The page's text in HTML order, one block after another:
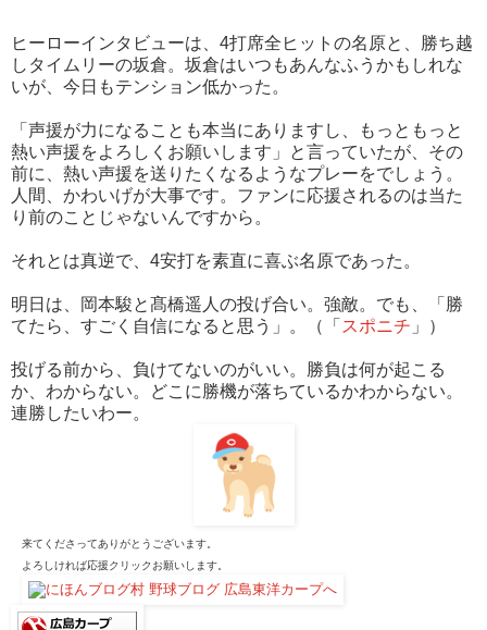
ヒーローインタビューは、4打席全ヒットの名原と、勝ち越
しタイムリーの坂倉。坂倉はいつもあんなふうかもしれな
いが、今日もテンション低かった。
「声援が力になることも本当にありますし、もっともっと
熱い声援をよろしくお願いします」と言っていたが、その
前に、熱い声援を送りたくなるようなプレーをでしょう。
人間、かわいげが大事です。ファンに応援されるのは当た
り前のことじゃないんですから。
それとは真逆で、4安打を素直に喜ぶ名原であった。
明日は、岡本駿と髙橋遥人の投げ合い。強敵。でも、「勝
てたら、すごく自信になると思う」。（「 スポニチ 」）
投げる前から、負けてないのがいい。勝負は何が起こる
か、わからない。どこに勝機が落ちているかわからない。
連勝したいわー。
来てくださってありがとうございます。
よろしければ応援クリックお願いします。